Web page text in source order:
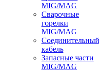
MIG/MAG
Сварочные
горелки
MIG/MAG
Соединительный
кабель
Запасные части
MIG/MAG